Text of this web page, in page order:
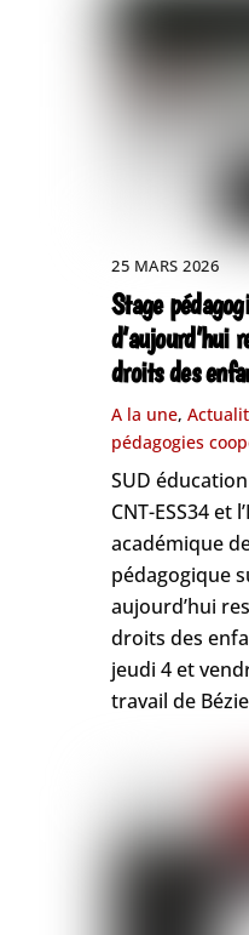
25 MARS 2026
Stage
d’aujourd’hui
droits des
A la une,
pédagogies
SUD
CNT-ESS34 et
académique
pédagogique
aujourd’hui
droits des
jeudi 4 et
travail de